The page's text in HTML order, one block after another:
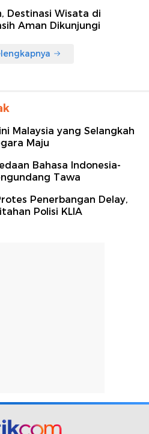
Destinasi Wisata di
Aman Dikunjungi
Malaysia yang Selangkah
Maju
Bahasa Indonesia-
Tawa
Penerbangan Delay,
Polisi KLIA